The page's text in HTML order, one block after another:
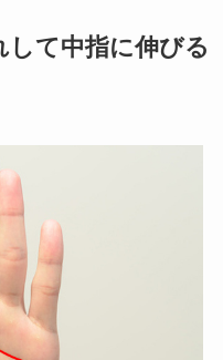
して中指に伸びる